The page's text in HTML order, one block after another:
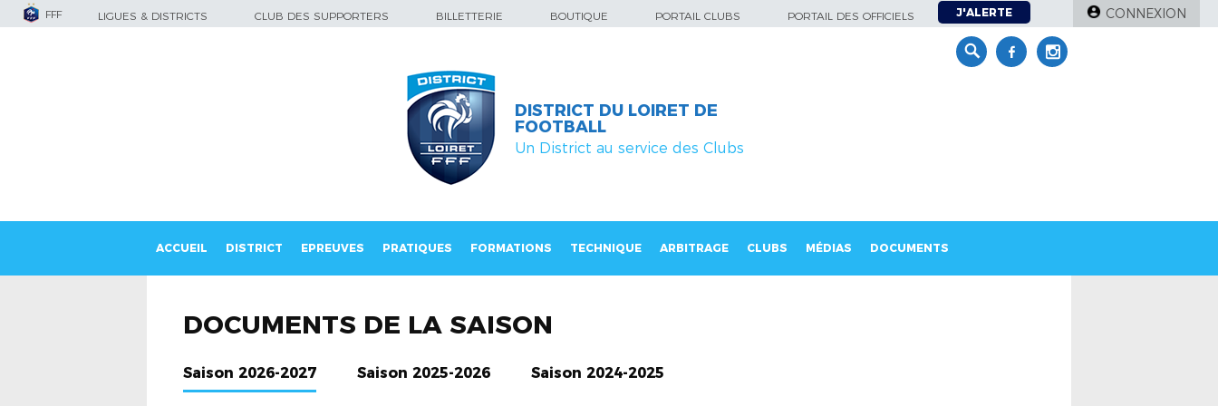
FFF LIGUES & DISTRICTS CLUB DES SUPPORTERS BILLETTERIE BOUTIQUE PORTAIL CLUBS PORTAIL DES OFFICIELS J'ALERTE CONNEXION
DISTRICT DU LOIRET DE
FOOTBALL
Un District au service des Clubs
ACCUEIL DISTRICT EPREUVES PRATIQUES FORMATIONS TECHNIQUE ARBITRAGE CLUBS MÉDIAS DOCUMENTS
DOCUMENTS DE LA SAISON
Saison 2026-2027 Saison 2025-2026 Saison 2024-2025